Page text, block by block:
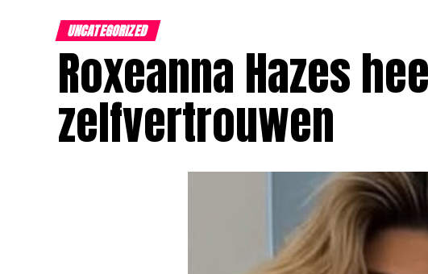
UNCATEGORIZED
Roxeanna Hazes
zelfvertrouwen